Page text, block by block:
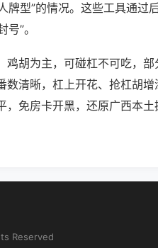
牌型”的情况。这些工具通过
”。
鸡胡为主，可碰杠不可吃，部
清晰，杠上开花、抢杠胡增
，免房卡开黑，还原广西本土
Reserved